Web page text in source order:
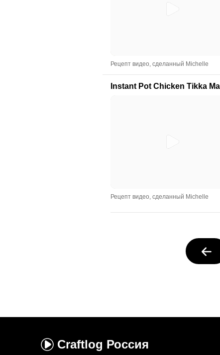
Рецепт видео, сделанный Michelle
Instant Pot Chicken Tikka
Рецепт видео, сделанный Michelle
Craftlog Россия